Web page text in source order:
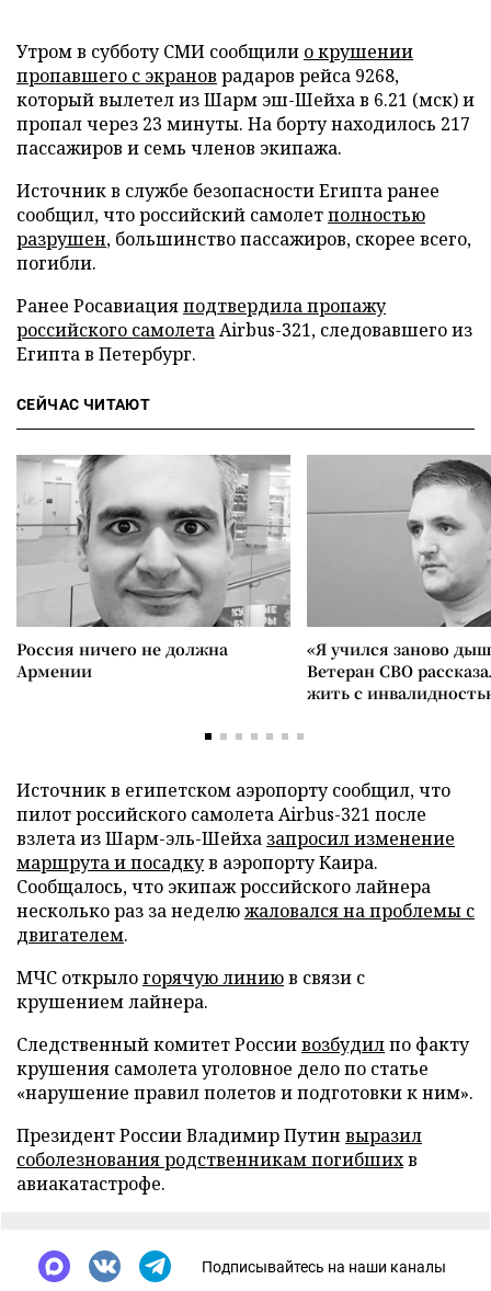
Утром в субботу СМИ сообщили о крушении
пропавшего с экранов радаров рейса 9268,
который вылетел из Шарм эш-Шейха в 6.21 (мск) и
пропал через 23 минуты. На борту находилось 217
пассажиров и семь членов экипажа.
Источник в службе безопасности Египта ранее
сообщил, что российский самолетполностью
разрушен, большинство пассажиров, скорее всего,
погибли.
Ранее Росавиацияподтвердила пропажу
российского самолетаAirbus-321, следовавшего из
Египта в Петербург.
СЕЙЧАС ЧИТАЮТ
Россия ничего не должна
Армении
«Я учился заново
Ветеран СВО
жить с
Источник в египетском аэропорту сообщил, что
пилот российского самолета Airbus-321 после
взлета из Шарм-эль-Шейха запросил изменение
маршрута и посадкув аэропорту Каира.
Сообщалось, что экипаж российского лайнера
несколько раз за неделюжаловался на проблемы с
двигателем.
МЧС открылогорячую линиюв связи с
крушением лайнера.
Следственный комитет Россиивозбудилпо факту
крушения самолета уголовное дело по статье
«нарушение правил полетов и подготовки к ним».
Президент России Владимир Путин выразил
соболезнования родственникам погибшихв
авиакатастрофе.
Подписывайтесь на наши каналы